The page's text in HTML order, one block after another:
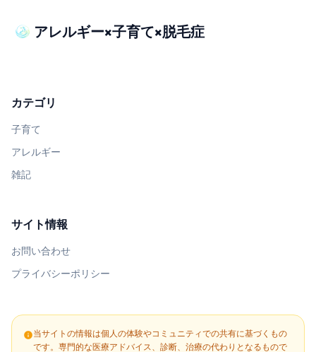
アレルギー×子育て×脱毛症
カテゴリ
子育て
アレルギー
雑記
サイト情報
お問い合わせ
プライバシーポリシー
info当サイトの情報は個人の体験やコミュニティでの共有に基づくもの
です。専門的な医療アドバイス、診断、治療の代わりとなるもので